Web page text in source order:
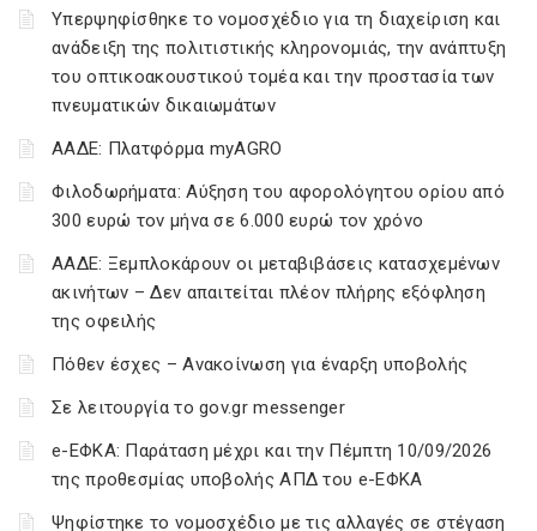
Υπερψηφίσθηκε το νομοσχέδιο για τη διαχείριση και
ανάδειξη της πολιτιστικής κληρονομιάς, την ανάπτυξη
του οπτικοακουστικού τομέα και την προστασία των
πνευματικών δικαιωμάτων
ΑΑΔΕ: Πλατφόρμα myAGRO
Φιλοδωρήματα: Αύξηση του αφορολόγητου ορίου από
300 ευρώ τον μήνα σε 6.000 ευρώ τον χρόνο
ΑΑΔΕ: Ξεμπλοκάρουν οι μεταβιβάσεις κατασχεμένων
ακινήτων – Δεν απαιτείται πλέον πλήρης εξόφληση
της οφειλής
Πόθεν έσχες – Ανακοίνωση για έναρξη υποβολής
Σε λειτουργία το gov.gr messenger
e-ΕΦΚΑ: Παράταση μέχρι και την Πέμπτη 10/09/2026
της προθεσμίας υποβολής ΑΠΔ του e-ΕΦΚΑ
Ψηφίστηκε το νομοσχέδιο με τις αλλαγές σε στέγαση